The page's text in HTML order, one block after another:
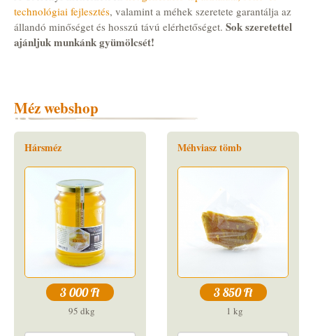
technológiai fejlesztés, valamint a méhek szeretete garantálja az
állandó minőséget és hosszú távú elérhetőséget. Sok szeretettel
ajánljuk munkánk gyümölcsét!
Méz webshop
Hársméz
3 000 Ft
95 dkg
Méhviasz tömb
3 850 Ft
1 kg